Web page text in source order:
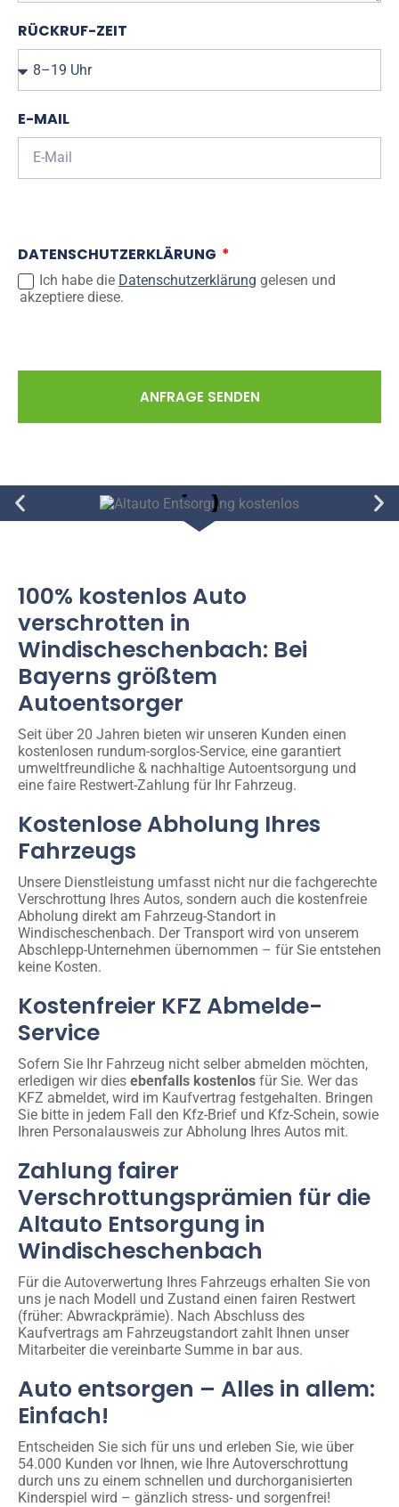
RÜCKRUF-ZEIT
E-MAIL
DATENSCHUTZERKLÄRUNG
Ich habe die Datenschutzerklärung gelesen und
akzeptiere diese.
ANFRAGE SENDEN
100% kostenlos Auto
verschrotten in
Windischeschenbach: Bei
Bayerns größtem
Autoentsorger
Seit über 20 Jahren bieten wir unseren Kunden einen
kostenlosen rundum-sorglos-Service, eine garantiert
umweltfreundliche & nachhaltige Autoentsorgung und
eine faire Restwert-Zahlung für Ihr Fahrzeug.
Kostenlose Abholung Ihres
Fahrzeugs
Unsere Dienstleistung umfasst nicht nur die fachgerechte
Verschrottung Ihres Autos, sondern auch die kostenfreie
Abholung direkt am Fahrzeug-Standort in
Windischeschenbach. Der Transport wird von unserem
Abschlepp-Unternehmen übernommen – für Sie entstehen
keine Kosten.
Kostenfreier KFZ Abmelde-
Service
Sofern Sie Ihr Fahrzeug nicht selber abmelden möchten,
erledigen wir dies ebenfalls kostenlos für Sie. Wer das
KFZ abmeldet, wird im Kaufvertrag festgehalten. Bringen
Sie bitte in jedem Fall den Kfz-Brief und Kfz-Schein, sowie
Ihren Personalausweis zur Abholung Ihres Autos mit.
Zahlung fairer
Verschrottungsprämien für die
Altauto Entsorgung in
Windischeschenbach
Für die Autoverwertung Ihres Fahrzeugs erhalten Sie von
uns je nach Modell und Zustand einen fairen Restwert
(früher: Abwrackprämie). Nach Abschluss des
Kaufvertrags am Fahrzeugstandort zahlt Ihnen unser
Mitarbeiter die vereinbarte Summe in bar aus.
Auto entsorgen – Alles in allem:
Einfach!
Entscheiden Sie sich für uns und erleben Sie, wie über
54.000 Kunden vor Ihnen, wie Ihre Autoverschrottung
durch uns zu einem schnellen und durchorganisierten
Kinderspiel wird – gänzlich stress- und sorgenfrei!